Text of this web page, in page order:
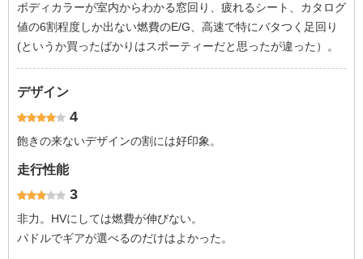
ボディカラーが室内からわかる窓回り、疲れるシート、カタログ
値の6割程度しか出ない燃費のE/G、高速で特にバタつく足回り
(というか買ったばかりはスポーティーだと思ったが違った）。
デザイン
4
飽きの来ないデザインの割には好印象。
走行性能
3
非力。HVにしては燃費が伸びない。
パドルでギアが選べるのだけはよかった。